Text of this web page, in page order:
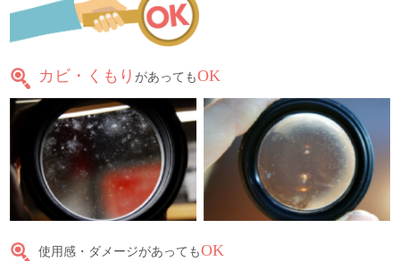
カビ・くもり があってもOK
使用感・ダメージがあってもOK